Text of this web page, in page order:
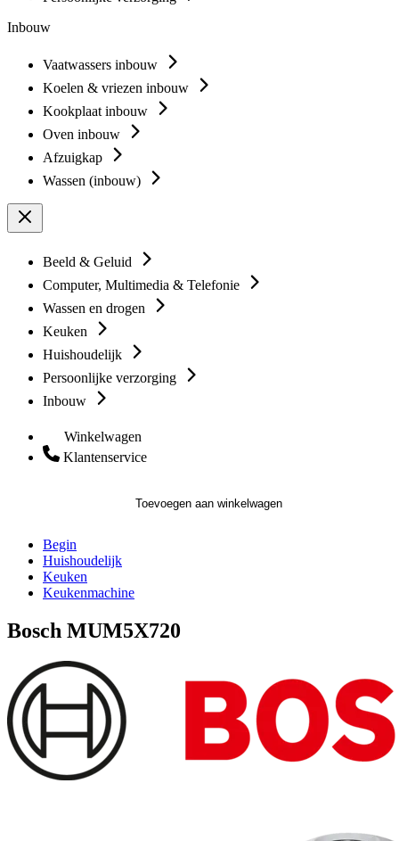
Inbouw
Vaatwassers inbouw
Koelen & vriezen inbouw
Kookplaat inbouw
Oven inbouw
Afzuigkap
Wassen (inbouw)
Beeld & Geluid
Computer, Multimedia & Telefonie
Wassen en drogen
Keuken
Huishoudelijk
Persoonlijke verzorging
Inbouw
Winkelwagen
Klantenservice
Toevoegen aan winkelwagen
Begin
Huishoudelijk
Keuken
Keukenmachine
Bosch MUM5X720